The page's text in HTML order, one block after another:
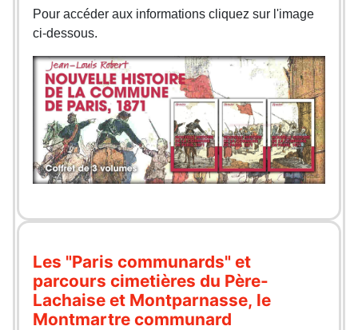
Pour accéder aux informations cliquez sur l'image
ci-dessous.
Les "Paris communards" et
parcours cimetières du Père-
Lachaise et Montparnasse, le
Montmartre communard